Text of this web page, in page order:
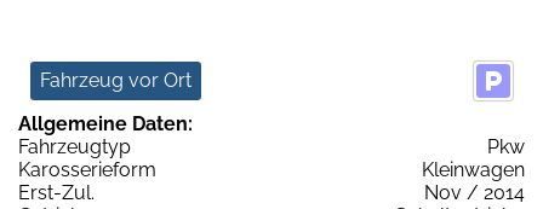
Fahrzeug vor Ort
Allgemeine Daten:
Fahrzeugtyp
Pkw
Karosserieform
Kleinwagen
Erst-Zul.
Nov / 2014